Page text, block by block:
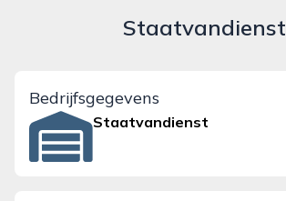
Staatvandienst
Bedrijfsgegevens
Staatvandienst